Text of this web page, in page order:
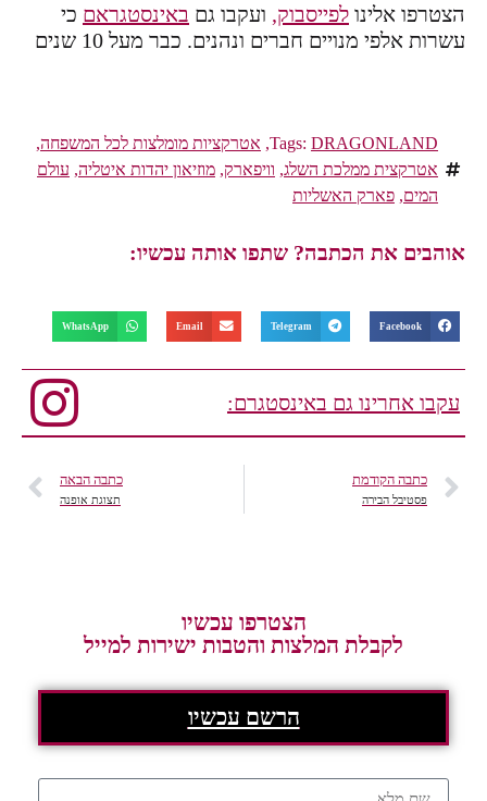
הצטרפו אלינו לפייסבוק, ועקבו גם באינסטגראם כי
עשרות אלפי מנויים חברים ונהנים. כבר מעל 10 שנים
Tags: DRAGONLAND
, אטרקציות מומלצות לכל המשפחה,
אטרקצית ממלכת השלג, וויפארק, מוזיאון יהדות איטליה, עולם
המים, פארק האשליות
אוהבים את הכתבה? שתפו אותה עכשיו:
Facebook
Telegram
Email
WhatsApp
עקבו אחרינו גם באינסטגרם:
כתבה הקודמת
פסטיבל הבירה
כתבה הבאה
תצוגת אופנה
הצטרפו עכשיו
לקבלת המלצות והטבות ישירות למייל
הרשם עכשיו